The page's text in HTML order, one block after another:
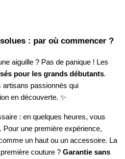
: par où commencer ?
aiguille ? Pas de panique ! Les
pour les grands débutants.
artisans passionnés qui
en découverte. ✨
: en quelques heures, vous
une première expérience,
un haut ou un accessoire. La
couture ? Garantie sans